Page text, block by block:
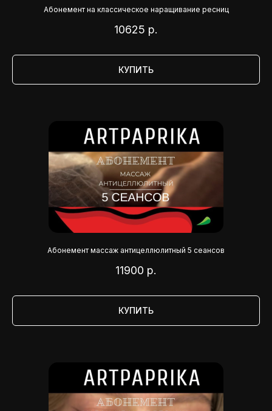
Абонемент на классическое наращивание ресниц
10625 р.
КУПИТЬ
Абонемент массаж антицеллюлитный 5 сеансов
11900 р.
КУПИТЬ